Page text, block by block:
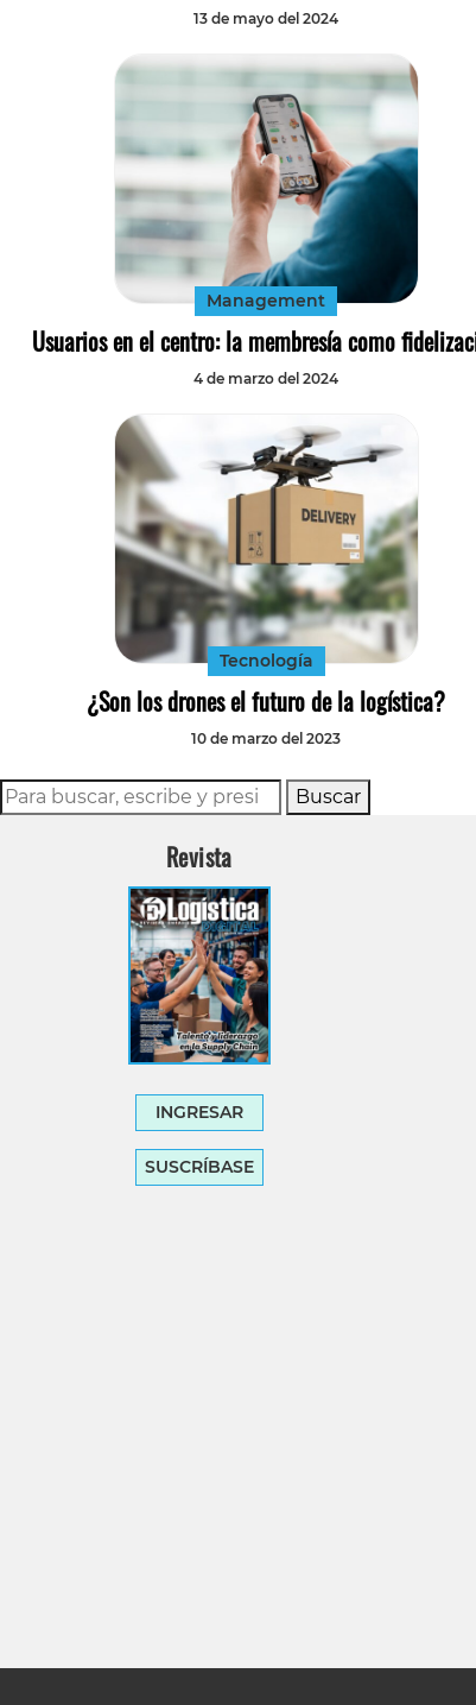
13 de mayo del 2024
Management
Usuarios en el centro: la membresía como
4 de marzo del 2024
Tecnología
¿Son los drones el futuro de la logística?
10 de marzo del 2023
Buscar
Revista
INGRESAR
SUSCRÍBASE